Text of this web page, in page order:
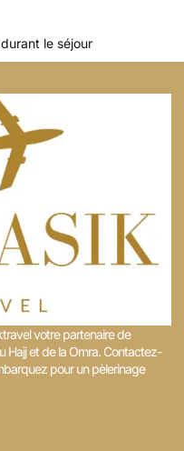
le séjour
votre partenaire de
Hajj et de la Omra. Contactez-
pour un pèlerinage